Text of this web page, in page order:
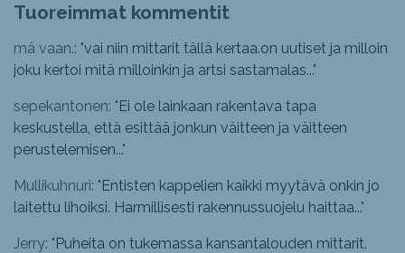
Tuoreimmat kommentit
mä vaan.: "vai niin mittarit tällä kertaa.on uutiset ja milloin
joku kertoi mitä milloinkin ja artsi sastamalas..."
sepekantonen: "Ei ole lainkaan rakentava tapa
keskustella, että esittää jonkun väitteen ja väitteen
perustelemisen..."
Mullikuhnuri: "Entisten kappelien kaikki myytävä onkin jo
laitettu lihoiksi. Harmillisesti rakennussuojelu haittaa..."
Jerry: "Puheita on tukemassa kansantalouden mittarit.